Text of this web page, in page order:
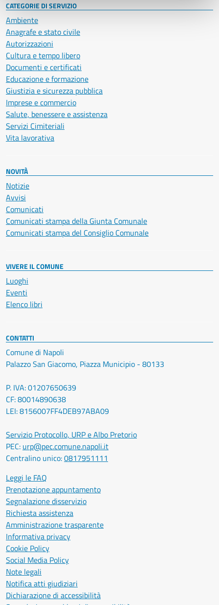
CATEGORIE DI SERVIZIO
Ambiente
Anagrafe e stato civile
Autorizzazioni
Cultura e tempo libero
Documenti e certificati
Educazione e formazione
Giustizia e sicurezza pubblica
Imprese e commercio
Salute, benessere e assistenza
Servizi Cimiteriali
Vita lavorativa
NOVITÀ
Notizie
Avvisi
Comunicati
Comunicati stampa della Giunta Comunale
Comunicati stampa del Consiglio Comunale
VIVERE IL COMUNE
Luoghi
Eventi
Elenco libri
CONTATTI
Comune di Napoli
Palazzo San Giacomo, Piazza Municipio - 80133
P. IVA: 01207650639
CF: 80014890638
LEI: 8156007FF4DEB97ABA09
Servizio Protocollo, URP e Albo Pretorio
PEC: urp@pec.comune.napoli.it
Centralino unico:0817951111
Leggi le FAQ
Prenotazione appuntamento
Segnalazione disservizio
Richiesta assistenza
Amministrazione trasparente
Informativa privacy
Cookie Policy
Social Media Policy
Note legali
Notifica atti giudiziari
Dichiarazione di accessibilità